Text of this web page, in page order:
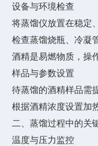
设备与环境检查
将蒸馏仪放置在稳定
检查蒸馏烧瓶、冷凝
酒精是易燃物质，操
样品与参数设置
待蒸馏的酒精样品需
根据酒精浓度设置加
二、蒸馏过程中的关
温度与压力监控